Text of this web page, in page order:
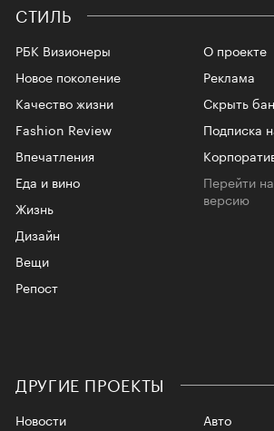
СТИЛЬ
РБК Визионеры
Новое поколение
Качество жизни
Fashion Review
Впечатления
Еда и вино
Жизнь
Дизайн
Вещи
Репост
О проекте
Реклама
Скрыть
Подписка
Перейти
версию
ДРУГИЕ ПРОЕКТЫ
Новости
Авто